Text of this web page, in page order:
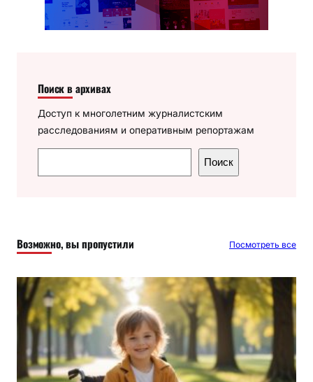
Поиск в архивах
Доступ к многолетним журналистским
расследованиям и оперативным репортажам
о
Поиск
Возможно, вы пропустили Посмотреть все